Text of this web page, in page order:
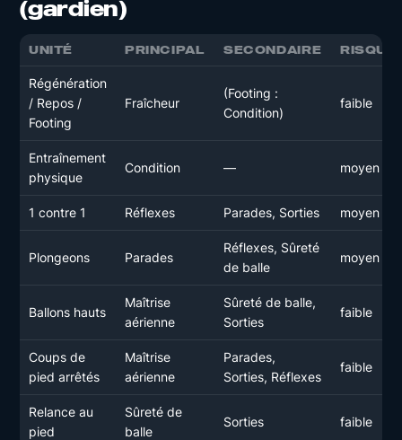
(gardien)
UNITÉ PRINCIPAL SECONDAIRE RISQUE
Régénération
/ Repos /
Footing
Fraîcheur
(Footing :
Condition)
faible
Entraînement
physique
Condition — moyen
1 contre 1 Réflexes Parades, Sorties moyen
Plongeons Parades
Réflexes, Sûreté
de balle
moyen
Ballons hauts
Maîtrise
aérienne
Sûreté de balle,
Sorties
faible
Coups de
pied arrêtés
Maîtrise
aérienne
Parades,
Sorties, Réflexes
faible
Relance au
pied
Sûreté de
balle
Sorties faible